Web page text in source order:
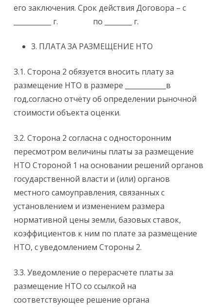
его заключения. Срок действия Договора – с
___________ г. по ________ г.
3. ПЛАТА ЗА РАЗМЕЩЕНИЕ НТО
3.1. Сторона 2 обязуется вносить плату за
размещение НТО в размере ____________в
год,согласно отчёту об определении рыночной
стоимости объекта оценки.
3.2. Сторона 2 согласна с односторонним
пересмотром величины платы за размещение
НТО Стороной 1 на основании решений органов
государственной власти и (или) органов
местного самоуправления, связанных с
установлением и изменением размера
нормативной цены земли, базовых ставок,
коэффициентов к ним по плате за размещение
НТО, с уведомлением Стороны 2.
3.3. Уведомление о перерасчете платы за
размещение НТО со ссылкой на
соответствующее решение органа